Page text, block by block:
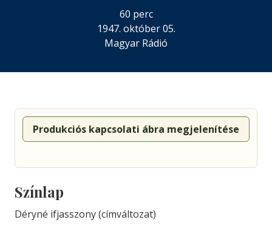
60 perc
1947. október 05.
Magyar Rádió
Produkciós kapcsolati ábra megjelenítése
Színlap
Déryné ifjasszony (címváltozat)